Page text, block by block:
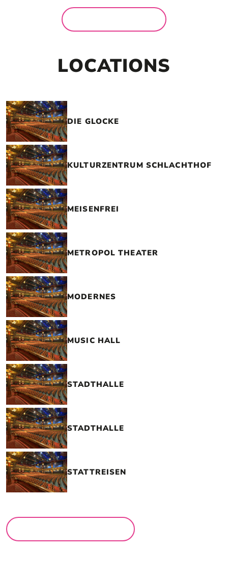
LOCATIONS
DIE GLOCKE
KULTURZENTRUM SCHLACHTHOF
MEISENFREI
METROPOL THEATER
MODERNES
MUSIC HALL
STADTHALLE
STADTHALLE
STATTREISEN